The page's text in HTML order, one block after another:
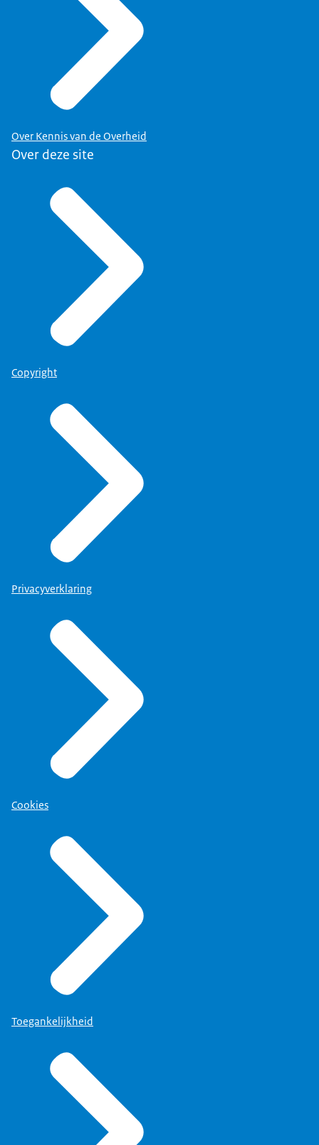
Over Kennis van de Overheid
Over deze site
Copyright
Privacyverklaring
Cookies
Toegankelijkheid